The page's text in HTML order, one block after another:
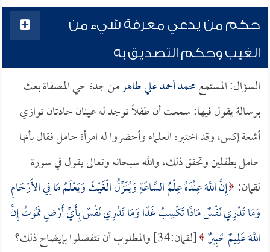
حكم من يدعي معرفة شيء من
الغيب وحكم التصديق به
السؤال: المستمعمحمد أحمد علي طاهرمن جدة حي المصفاة بعث
برسالة يقول فيها: سمعت أن طفلاً توجد له عينان حادتان توازي
أشعة إكس، وقد اختبره العلماء وأحضروا له امرأة حامل فقال بأنها
حامل بطفلين وتحقق ذلك، والله سبحانه وتعالى يقول في سورة
لقمان: إِنَّ اللَّهَ عِنْدَهُ عِلْمُ السَّاعَةِ وَيُنَزِّلُ الْغَيْثَ وَيَعْلَمُ مَا فِي الأَرْحَامِ
وَمَا تَدْرِي نَفْسٌ مَاذَا تَكْسِبُ غَدًا وَمَا تَدْرِي نَفْسٌ بِأَيِّ أَرْضٍ تَمُوتُ إِنَّ
اللَّهَ عَلِيمٌ خَبِيرٌ
[لقمان:34] والمطلوب أن تتفضلوا بإيضاح ذلك؟